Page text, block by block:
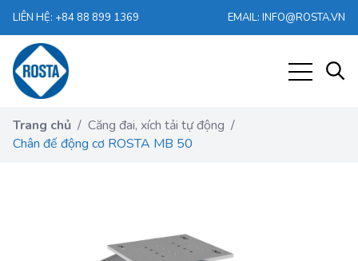
LIÊN HỆ: +84 88 899 1369 EMAIL: INFO@ROSTA.VN
Trang chủ / Căng đai, xích tải tự động /
Chân đế động cơ ROSTA MB 50